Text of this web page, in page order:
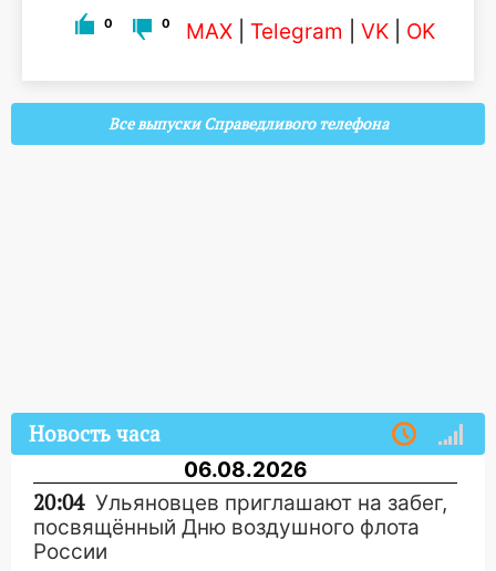
0 0 MAX Telegram VK OK
Все выпуски Справедливого телефона
Новость часа
06.08.2026
20:04 Ульяновцев приглашают на забег,
посвящённый Дню воздушного флота
России